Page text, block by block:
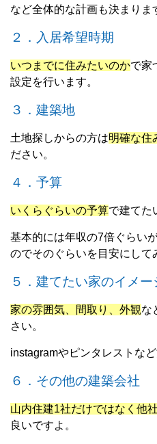
など全体的な計画も決まりま
２．入居希望時期
いつまでに住みたいのかで家
設定を行います。
３．建築地
土地探しからの方は明確な住
ださい。
４．予算
いくらぐらいの予算で建てた
基本的には年収の7倍ぐらい
のでそのぐらいを目安にして
５．建てたい家のイメー
家の雰囲気、間取り、外観な
さい。
instagramやピンタレストな
６．その他の建築会社
山内住建1社だけではなく他
良いですよ。